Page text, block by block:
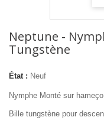
Neptune -
Tungstène
État : Neuf
Nymphe Monté sur
Bille tungstène pour